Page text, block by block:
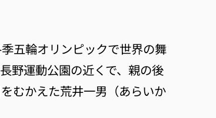
五輪オリンピックで世界の舞
野運動公園の近くで、親の後
むかえた荒井一男（あらいか